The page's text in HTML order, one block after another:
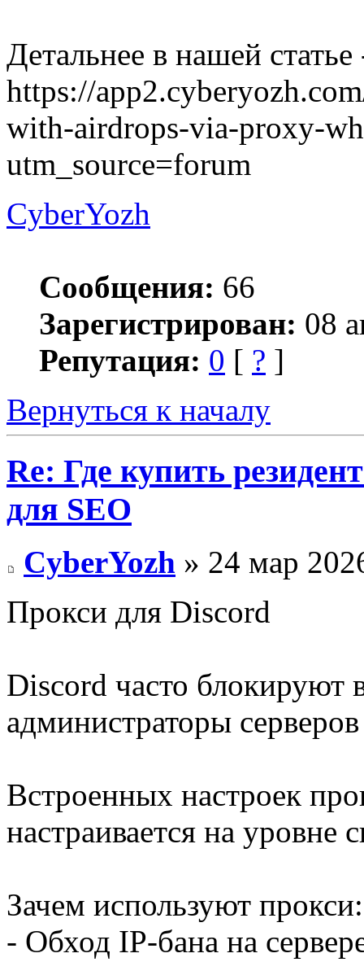
Детальнее в нашей статье
https://
with-airdrops-via-proxy-
utm_source=forum
CyberYozh
Сообщения: 66
Зарегистрирован: 08
Репутация: 0 [ ? ]
Вернуться к началу
Re: Где купить
для SEO
CyberYozh » 24 мар
Прокси для Discord
Discord часто блокируют
администраторы
Встроенных настроек
настраивается на уровне
Зачем используют прокси:
- Обход IP-бана на